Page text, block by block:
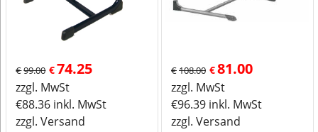
€99.00 €74.25
zzgl. MwSt
€88.36 inkl. MwSt
zzgl. Versand
€108.00 €81.00
zzgl. MwSt
€96.39 inkl. MwSt
zzgl. Versand